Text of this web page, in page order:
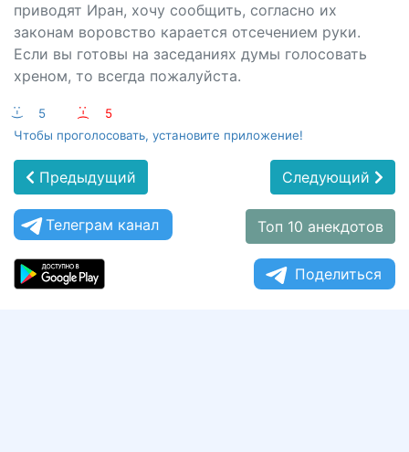
приводят Иран, хочу сообщить, согласно их
законам воровство карается отсечением руки.
Если вы готовы на заседаниях думы голосовать
хреном, то всегда пожалуйста.
:-) 5 :-(
5
Чтобы проголосовать, установите приложение!
Предыдущий Следующий
Телеграм канал Топ 10 анекдотов
Поделиться